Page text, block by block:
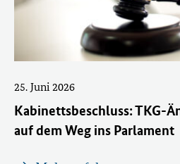
Kabinettsbeschluss: TKG-
auf dem Weg ins Parlament
25. Juni 2026